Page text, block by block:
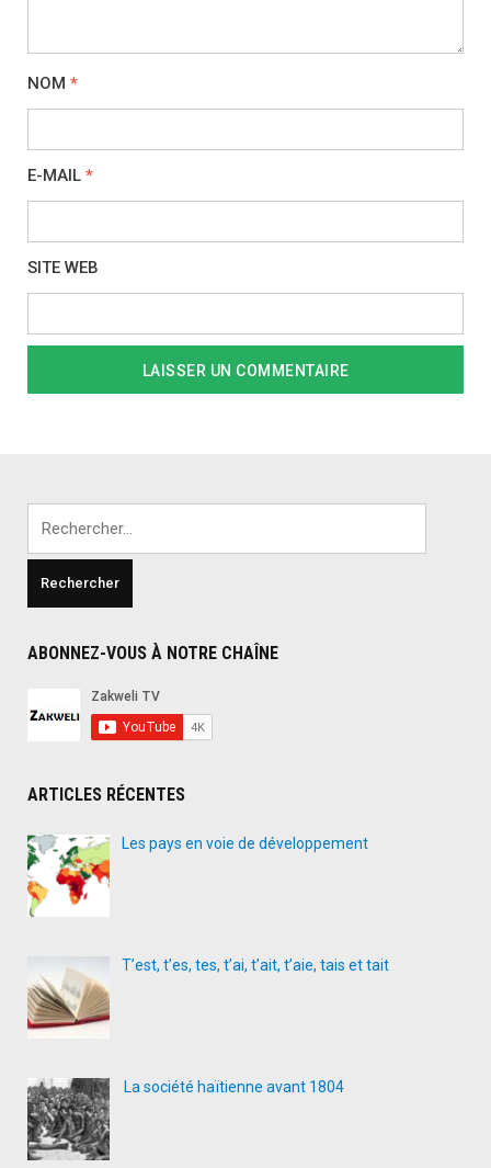
NOM *
E-MAIL *
SITE WEB
ABONNEZ-VOUS À NOTRE CHAÎNE
ARTICLES RÉCENTES
Les pays en voie de développement
T’est, t’es, tes, t’ai, t’ait, t’aie, tais et tait
La société haïtienne avant 1804